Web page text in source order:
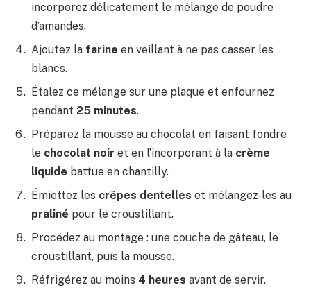
incorporez délicatement le mélange de poudre
d’amandes.
Ajoutez la farine en veillant à ne pas casser les
blancs.
Étalez ce mélange sur une plaque et enfournez
pendant 25 minutes.
Préparez la mousse au chocolat en faisant fondre
le chocolat noir et en l’incorporant à la crème
liquide battue en chantilly.
Émiettez les crêpes dentelles et mélangez-les au
praliné pour le croustillant.
Procédez au montage : une couche de gâteau, le
croustillant, puis la mousse.
Réfrigérez au moins 4 heures avant de servir.